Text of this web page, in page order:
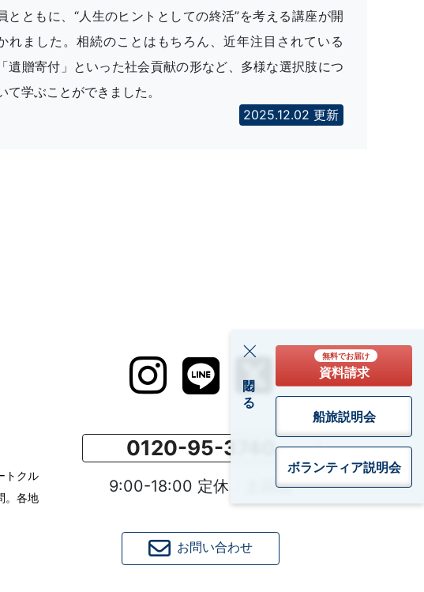
閉じる
無料でお届け
資料請求
船旅説明会
ボランティア説明会
とともに、“人生のヒントとしての終活”を考える講座が開
れました。相続のことはもちろん、近年注目されている
「遺贈寄付」といった社会貢献の形など、多様な選択肢につ
て学ぶことができました。
2025.12.02 更新
0120-95-3740
9:00-18:00 定休：土日祝
お問い合わせ
トクル
。各地